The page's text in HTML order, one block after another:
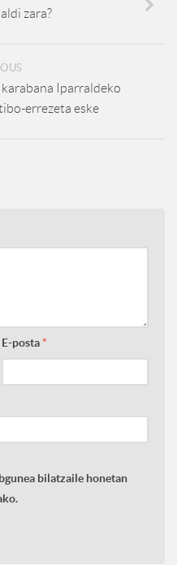
zara?
Iparraldeko
errezeta eske
E-posta*
bilatzaile honetan